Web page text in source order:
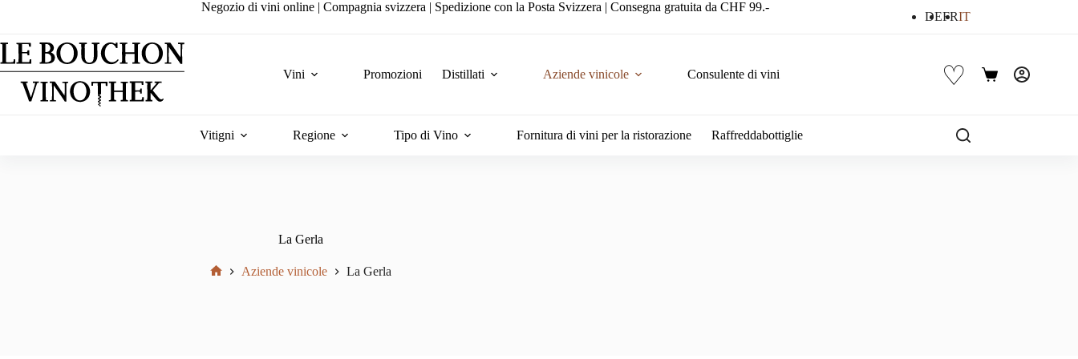
Negozio di vini online | Compagnia svizzera | Spedizione con la Posta Svizzera | Consegna gratuita da CHF 99.-
DEFRIT
Vini Promozioni Distillati Aziende vinicole Consulente di vini ♡ Carrello
Vitigni Regione Tipo di Vino Fornitura di vini per la ristorazione Raffreddabottiglie
La Gerla
Aziende vinicole La Gerla